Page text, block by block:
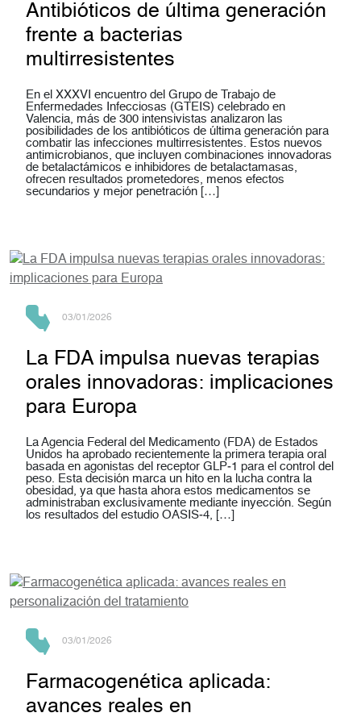
Antibióticos de última generación
frente a bacterias
multirresistentes
En el XXXVI encuentro del Grupo de Trabajo de
Enfermedades Infecciosas (GTEIS) celebrado en
Valencia, más de 300 intensivistas analizaron las
posibilidades de los antibióticos de última generación para
combatir las infecciones multirresistentes. Estos nuevos
antimicrobianos, que incluyen combinaciones innovadoras
de betalactámicos e inhibidores de betalactamasas,
ofrecen resultados prometedores, menos efectos
secundarios y mejor penetración […]
03/01/2026
La FDA impulsa nuevas terapias
orales innovadoras: implicaciones
para Europa
La Agencia Federal del Medicamento (FDA) de Estados
Unidos ha aprobado recientemente la primera terapia oral
basada en agonistas del receptor GLP‑1 para el control del
peso. Esta decisión marca un hito en la lucha contra la
obesidad, ya que hasta ahora estos medicamentos se
administraban exclusivamente mediante inyección. Según
los resultados del estudio OASIS‑4, […]
03/01/2026
Farmacogenética aplicada:
avances reales en